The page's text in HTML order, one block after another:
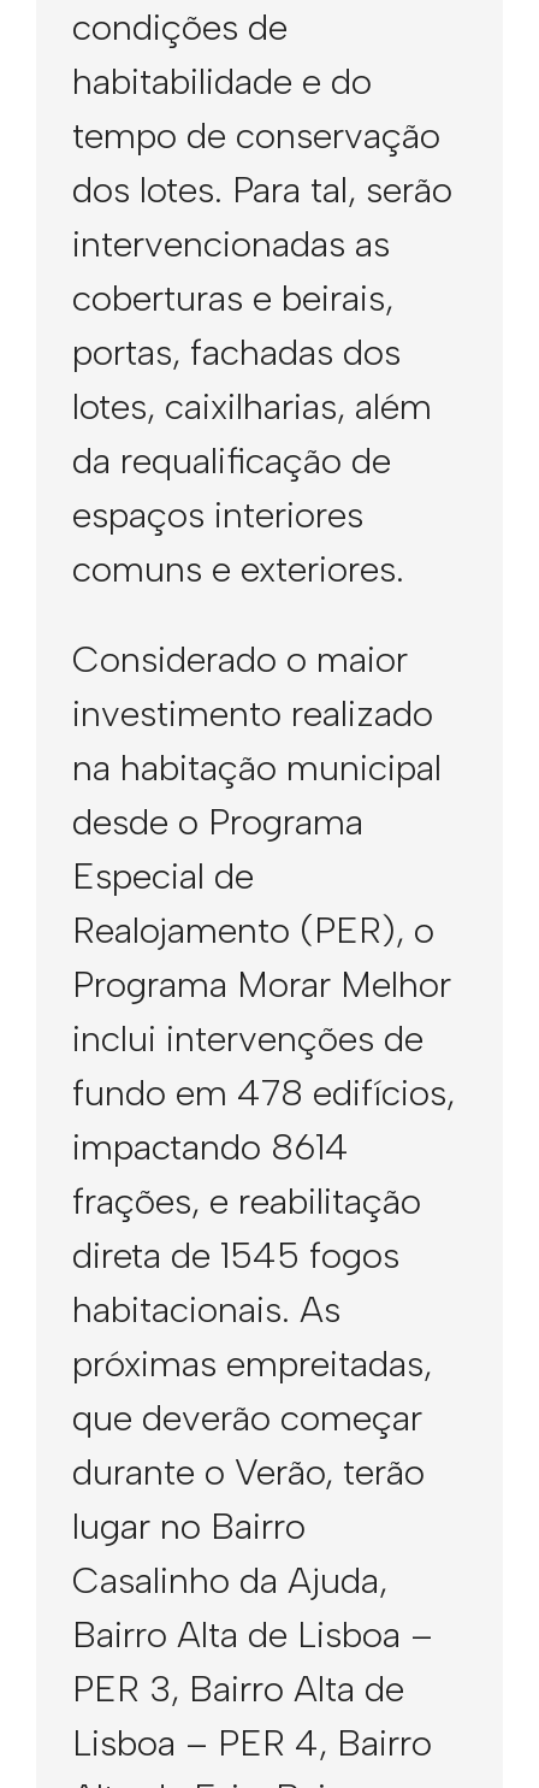
condições de
habitabilidade e do
tempo de conservação
dos lotes. Para tal, serão
intervencionadas as
coberturas e beirais,
portas, fachadas dos
lotes, caixilharias, além
da requalificação de
espaços interiores
comuns e exteriores.
Considerado o maior
investimento realizado
na habitação municipal
desde o Programa
Especial de
Realojamento (PER), o
Programa Morar Melhor
inclui intervenções de
fundo em 478 edifícios,
impactando 8614
frações, e reabilitação
direta de 1545 fogos
habitacionais. As
próximas empreitadas,
que deverão começar
durante o Verão, terão
lugar no Bairro
Casalinho da Ajuda,
Bairro Alta de Lisboa –
PER 3, Bairro Alta de
Lisboa – PER 4, Bairro